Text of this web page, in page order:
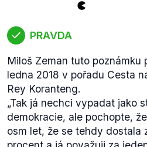
PRAVDA
Miloš Zeman tuto poznámku
ledna 2018 v pořadu Cesta
Rey Koranteng.
„Tak já nechci vypadat jako
demokracie, ale pochopte,
osm let, že se tehdy dostala